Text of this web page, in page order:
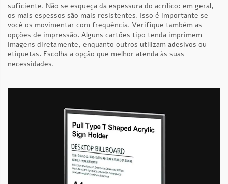
suficiente. Não se esqueça da espessura do acrílico: em geral,
os mais espessos são mais resistentes. Isso é importante se
você os movimentar com frequência. Verifique também as
opções de impressão. Alguns cartões tipo tenda imprimem
imagens diretamente, enquanto outros utilizam adesivos ou
etiquetas. Escolha a opção que melhor atenda às suas
necessidades.